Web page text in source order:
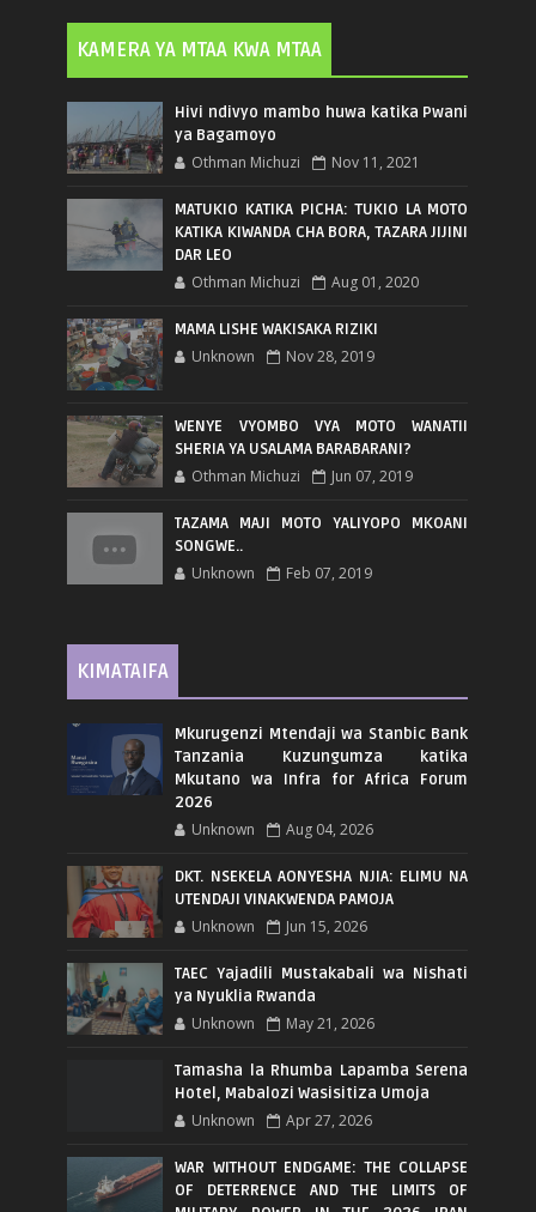
KAMERA YA MTAA KWA MTAA
Hivi ndivyo mambo huwa katika Pwani
ya Bagamoyo
Othman Michuzi Nov 11, 2021
MATUKIO KATIKA PICHA: TUKIO LA MOTO
KATIKA KIWANDA CHA BORA, TAZARA JIJINI
DAR LEO
Othman Michuzi Aug 01, 2020
MAMA LISHE WAKISAKA RIZIKI
Unknown Nov 28, 2019
WENYE VYOMBO VYA MOTO WANATII
SHERIA YA USALAMA BARABARANI?
Othman Michuzi Jun 07, 2019
TAZAMA MAJI MOTO YALIYOPO MKOANI
SONGWE..
Unknown Feb 07, 2019
KIMATAIFA
Mkurugenzi Mtendaji wa Stanbic Bank
Tanzania Kuzungumza katika
Mkutano wa Infra for Africa Forum
2026
Unknown Aug 04, 2026
DKT. NSEKELA AONYESHA NJIA: ELIMU NA
UTENDAJI VINAKWENDA PAMOJA
Unknown Jun 15, 2026
TAEC Yajadili Mustakabali wa Nishati
ya Nyuklia Rwanda
Unknown May 21, 2026
Tamasha la Rhumba Lapamba Serena
Hotel, Mabalozi Wasisitiza Umoja
Unknown Apr 27, 2026
WAR WITHOUT ENDGAME: THE COLLAPSE
OF DETERRENCE AND THE LIMITS OF